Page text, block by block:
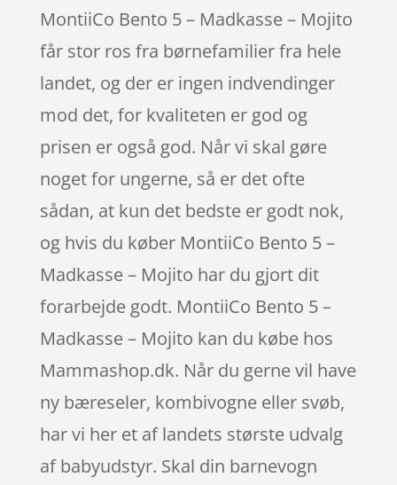
MontiiCo Bento 5 – Madkasse – Mojito
får stor ros fra børnefamilier fra hele
landet, og der er ingen indvendinger
mod det, for kvaliteten er god og
prisen er også god. Når vi skal gøre
noget for ungerne, så er det ofte
sådan, at kun det bedste er godt nok,
og hvis du køber MontiiCo Bento 5 –
Madkasse – Mojito har du gjort dit
forarbejde godt. MontiiCo Bento 5 –
Madkasse – Mojito kan du købe hos
Mammashop.dk. Når du gerne vil have
ny bæreseler, kombivogne eller svøb,
har vi her et af landets største udvalg
af babyudstyr. Skal din barnevogn